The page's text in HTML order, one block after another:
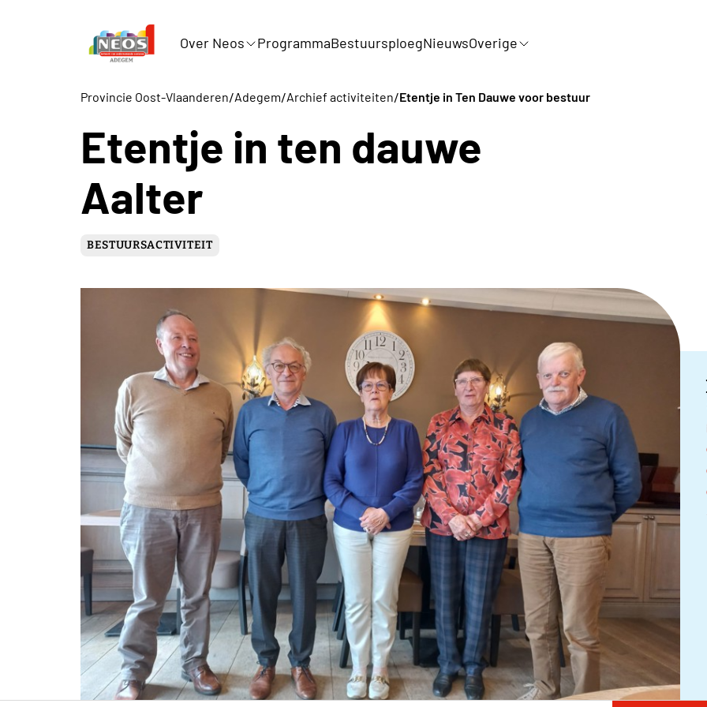
Over Neos ProgrammaBestuursploegNieuwsOverige
Provincie Oost-Vlaanderen/Adegem/Archief activiteiten/Etentje in Ten Dauwe voor bestuur
Etentje in ten dauwe
Aalter
BESTUURSACTIVITEIT